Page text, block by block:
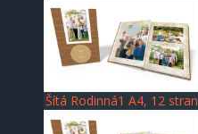
Šítá Rodinná1 A4, 12 stran